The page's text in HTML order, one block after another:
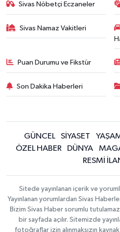
Sivas Nöbetçi Eczaneler
Sivas Namaz Vakitleri
Puan Durumu ve Fikstür
Son Dakika Haberleri
GÜNCEL SİYASET
ÖZEL HABER
DÜNYA
RESMİ
Sitede yayınlanan içerik ve
Yayınlanan yorumlardan Sivas
Bizim Sivas Haber sorumlu
bir sayfada açılır. Sitemizde
fotoğraflar izin alınmaksızın